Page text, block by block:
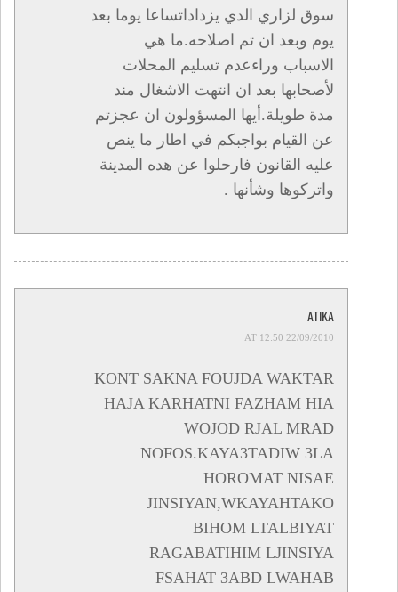
سوق لزاري الدي يزداداتساعا يوما بعد
يوم وبعد ان تم اصلاحه.ما هي
الاسباب وراءعدم تسليم المحلات
لأصحابها بعد ان انتهت الاشغال مند
مدة طويلة.أيها المسؤولون ان عجزتم
عن القيام بواجبكم في اطار ما ينص
عليه القانون فارحلوا عن هده المدينة
واتركوها وشأنها .
ATIKA
22/09/2010 AT 12:50
KONT SAKNA FOUJDA WAKTAR
HAJA KARHATNI FAZHAM HIA
WOJOD RJAL MRAD
NOFOS.KAYA3TADIW 3LA
HOROMAT NISAE
JINSIYAN,WKAYAHTAKO
BIHOM LTALBIYAT
RAGABATIHIM LJINSIYA
FSAHAT 3ABD LWAHAB